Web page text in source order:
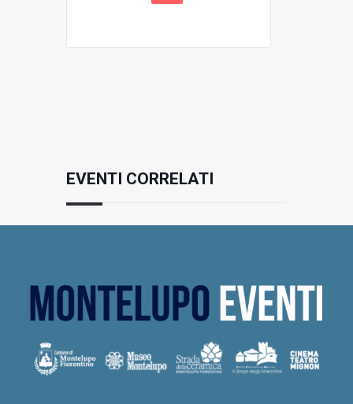
EVENTI CORRELATI